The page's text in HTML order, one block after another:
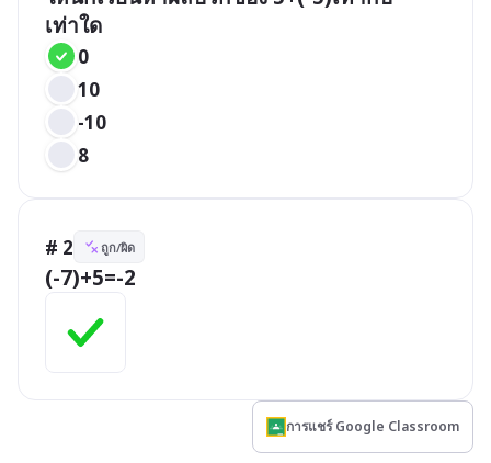
เท่าใด
0
10
-10
8
# 2 ถูก/ผิด
(-7)+5=-2
การแชร์ Google Classroom